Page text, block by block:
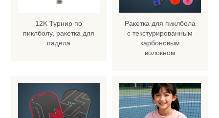
12K Турнир по
пиклболу, ракетка для
падела
Ракетка для пиклбола
с текстурированным
карбоновым
волокном